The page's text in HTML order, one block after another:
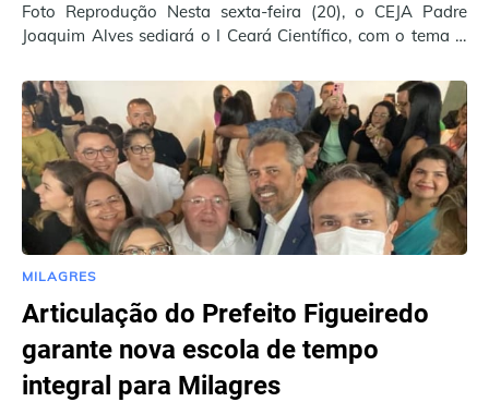
Foto Reprodução Nesta sexta-feira (20), o CEJA Padre
Joaquim Alves sediará o I Ceará Científico, com o tema A
MILAGRES
Articulação do Prefeito Figueiredo
garante nova escola de tempo
integral para Milagres